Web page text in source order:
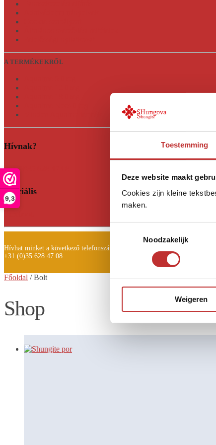
9,3
Toestemming
Deze website maakt
Cookies zijn kleine
maken.
Toestemmingsselectie
Noodzakelijk
Weigeren
A TERMÉKEKRŐL
Hívnak?
+31 (0)35 628 47 08
Szociális
Hívhat minket a következő telefonszámon is:
+31 (0)35 628 47 08
Főoldal /Bolt
Shop